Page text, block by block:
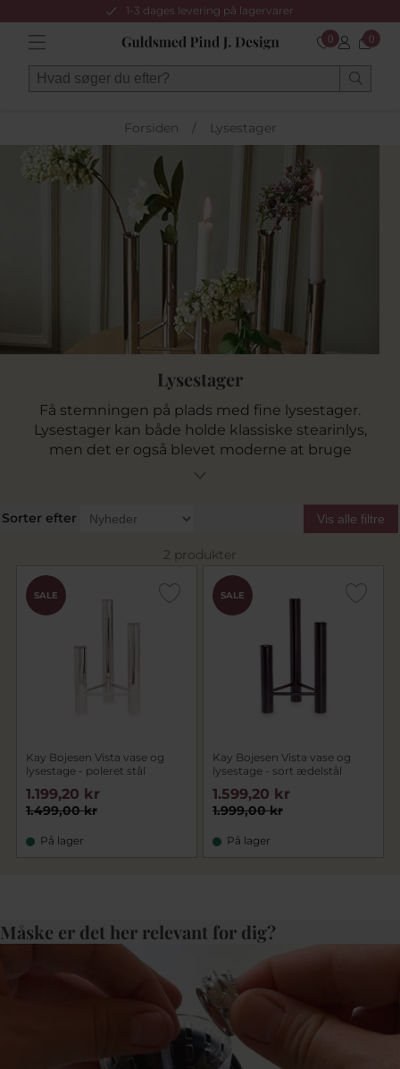
1-3 dages levering på lagervarer
0 0
Forsiden / Lysestager
Lysestager
Få stemningen på plads med fine lysestager.
Lysestager kan både holde klassiske stearinlys,
men det er også blevet moderne at bruge
lysestagerne til for eksempel vaser til enkelte
mulighed for at udfolde sin personlighed i sit
hjem. Se vores udvalg af flotte lysestager her.
Sorter efter Vis alle filtre
2 produkter
SALE
Kay Bojesen Vista vase og
lysestage - poleret stål
1.499,00 kr
1.199,20 kr
På lager
SALE
Kay Bojesen Vista vase og
lysestage - sort ædelstål
1.999,00 kr
1.599,20 kr
På lager
Måske er det her relevant for dig?